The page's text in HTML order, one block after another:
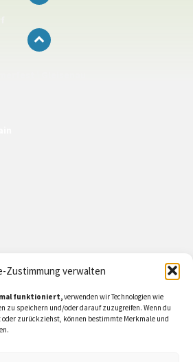
Zustimmung verwalten
funktioniert,verwenden wir Technologien wie
zu speichern und/oder darauf zuzugreifen. Wenn du
zurückziehst, können bestimmte Merkmale und
unsere Bürgermeister/in schreiben.